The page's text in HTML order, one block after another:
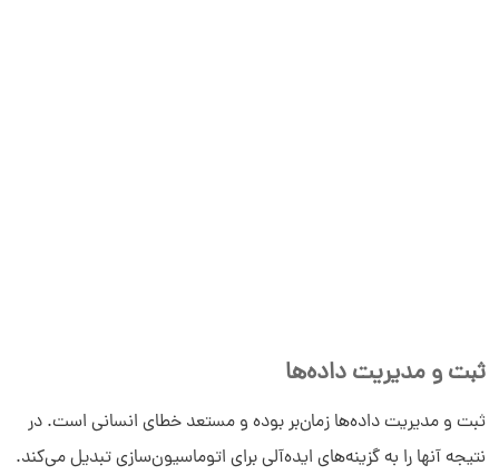
ثبت و مدیریت داده‌ها
ثبت و مدیریت داده‌ها زمان‌بر بوده و مستعد خطای انسانی است. در
نتیجه آنها را به گزینه‌های ایده‌آلی برای اتوماسیون‌سازی تبدیل می‌کند.